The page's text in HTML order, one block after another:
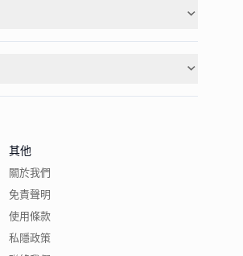
其他
關於我們
免責聲明
使用條款
私隱政策